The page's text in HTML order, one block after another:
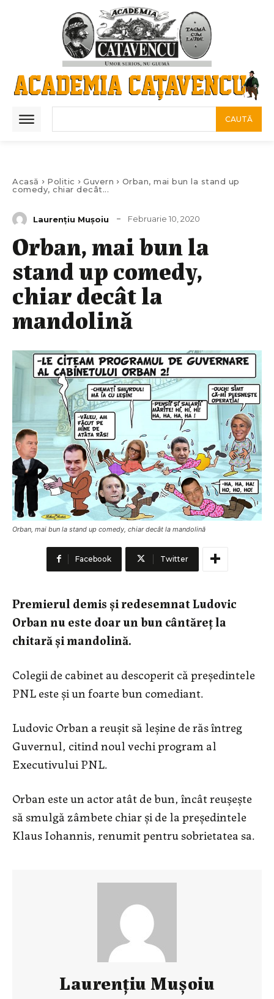
CAUTĂ
Acasă Politic Guvern
Orban, mai bun la stand up
comedy, chiar decât...
Laurenţiu Muşoiu Februarie 10, 2020
Orban, mai bun la
stand up comedy,
chiar decât la
mandolină
Orban, mai bun la stand up comedy, chiar decât la mandolină
Facebook Twitter
Premierul demis și redesemnat Ludovic
Orban nu este doar un bun cântăreț la
chitară și mandolină.
Colegii de cabinet au descoperit că președintele
PNL este și un foarte bun comediant.
Ludovic Orban a reușit să leșine de răs întreg
Guvernul, citind noul vechi program al
Executivului PNL.
Orban este un actor atât de bun, încât reușește
să smulgă zâmbete chiar și de la președintele
Klaus Iohannis, renumit pentru sobrietatea sa.
Laurenţiu Muşoiu